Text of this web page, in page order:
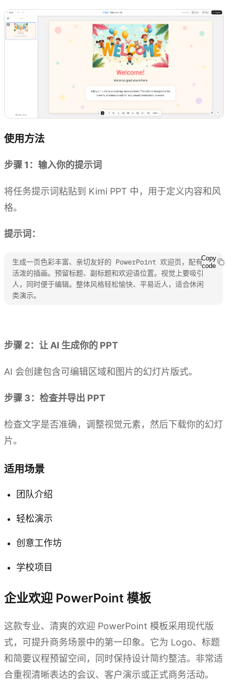
使用方法
步骤 1：输入你的提示词
将任务提示词粘贴到 Kimi PPT 中，用于定义内容和风
格。
提示词：
生成一页色彩丰富、亲切友好的 PowerPoint 欢迎页，配有
活泼的插画。预留标题、副标题和欢迎语位置。视觉上要吸引
人，同时便于编辑。整体风格轻松愉快、平易近人，适合休闲
类演示。
Copy
code
步骤 2：让 AI 生成你的 PPT
AI 会创建包含可编辑区域和图片的幻灯片版式。
步骤 3：检查并导出 PPT
检查文字是否准确，调整视觉元素，然后下载你的幻灯
片。
适用场景
团队介绍
轻松演示
创意工作坊
学校项目
企业欢迎 PowerPoint 模板
这款专业、清爽的欢迎 PowerPoint 模板采用现代版
式，可提升商务场景中的第一印象。它为 Logo、标题
和简要议程预留空间，同时保持设计简约整洁。非常适
合重视清晰表达的会议、客户演示或正式商务活动。